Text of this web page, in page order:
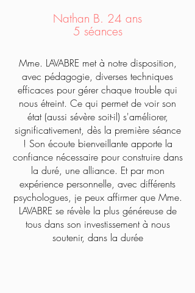
Nathan B. 24 ans
5 séances
Mme. LAVABRE met à notre disposition,
avec pédagogie, diverses techniques
efficaces pour gérer chaque trouble qui
nous étreint. Ce qui permet de voir son
état (aussi sévère soit-il) s'améliorer,
significativement, dès la première séance
! Son écoute bienveillante apporte la
confiance nécessaire pour construire dans
la duré, une alliance. Et par mon
expérience personnelle, avec différents
psychologues, je peux affirmer que Mme.
LAVABRE se révèle la plus généreuse de
tous dans son investissement à nous
soutenir, dans la durée